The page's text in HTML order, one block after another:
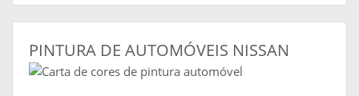
PINTURA DE AUTOMÓVEIS NISSAN